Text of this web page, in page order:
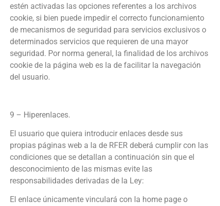
estén activadas las opciones referentes a los archivos
cookie, si bien puede impedir el correcto funcionamiento
de mecanismos de seguridad para servicios exclusivos o
determinados servicios que requieren de una mayor
seguridad. Por norma general, la finalidad de los archivos
cookie de la página web es la de facilitar la navegación
del usuario.
9 – Hiperenlaces.
El usuario que quiera introducir enlaces desde sus
propias páginas web a la de RFER deberá cumplir con las
condiciones que se detallan a continuación sin que el
desconocimiento de las mismas evite las
responsabilidades derivadas de la Ley:
El enlace únicamente vinculará con la home page o